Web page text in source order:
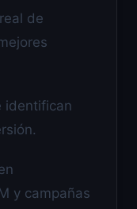
de
identifican
y campañas